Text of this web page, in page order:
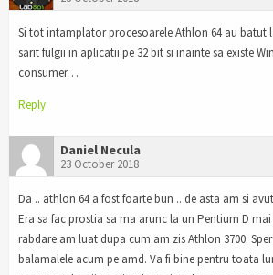
Si tot intamplator procesoarele Athlon 64 au batut
sarit fulgii in aplicatii pe 32 bit si inainte sa existe
consumer…
Reply
Daniel Necula
23 October 2018
Da .. athlon 64 a fost foarte bun .. de asta am si
Era sa fac prostia sa ma arunc la un Pentium D
rabdare am luat dupa cum am zis Athlon 3700.
balamalele acum pe amd. Va fi bine pentru toata